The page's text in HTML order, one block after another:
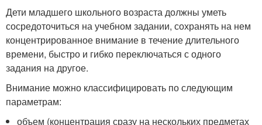
Дети младшего школьного возраста должны уметь
сосредоточиться на учебном задании, сохранять на нем
концентрированное внимание в течение длительного
времени, быстро и гибко переключаться с одного
задания на другое.
Внимание можно классифицировать по следующим
параметрам:
объем (концентрация сразу на нескольких предметах